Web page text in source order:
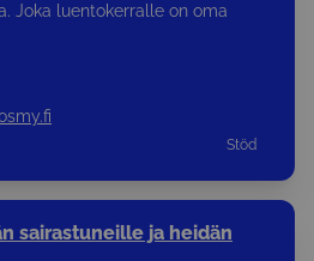
Joka luentokerralle on oma
Stöd
sairastuneille ja heidän